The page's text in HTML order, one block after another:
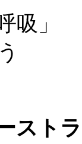
吸」
スト